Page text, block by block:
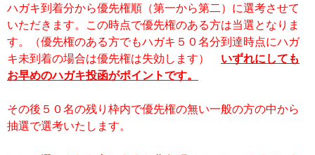
ハガキ到着分から優先権順（第一から第二）に選考させて
いただきます。この時点で優先権のある方は当選となりま
す。（優先権のある方でもハガキ５０名分到達時点にハガ
キ未到着の場合は優先権は失効します） いずれにしても
お早めのハガキ投函がポイントです。
その後５０名の残り枠内で優先権の無い一般の方の中から
抽選で選考いたします。